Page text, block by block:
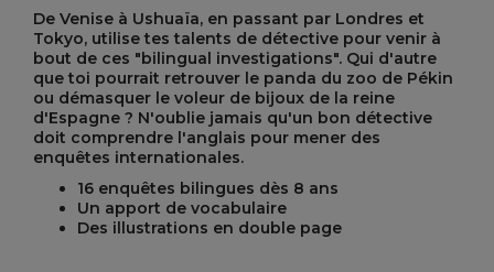
De Venise à Ushuaïa, en passant par Londres et
Tokyo, utilise tes talents de détective pour venir à
bout de ces "bilingual investigations". Qui d'autre
que toi pourrait retrouver le panda du zoo de Pékin
ou démasquer le voleur de bijoux de la reine
d'Espagne ? N'oublie jamais qu'un bon détective
doit comprendre l'anglais pour mener des
enquêtes internationales.
16 enquêtes bilingues dès 8 ans
Un apport de vocabulaire
Des illustrations en double page